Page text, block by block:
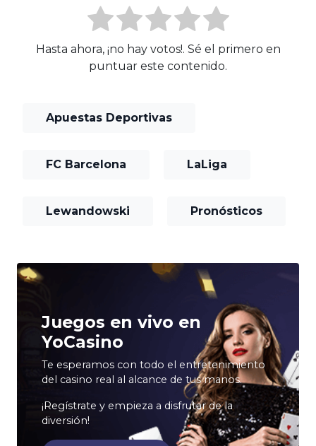
Hasta ahora, ¡no hay votos!. Sé el primero en
puntuar este contenido.
Apuestas Deportivas
FC Barcelona LaLiga
Lewandowski Pronósticos
Juegos en vivo en
YoCasino
Te esperamos con todo el entretenimiento
del casino real al alcance de tus manos.
¡Regístrate y empieza a disfrutar de la
diversión!